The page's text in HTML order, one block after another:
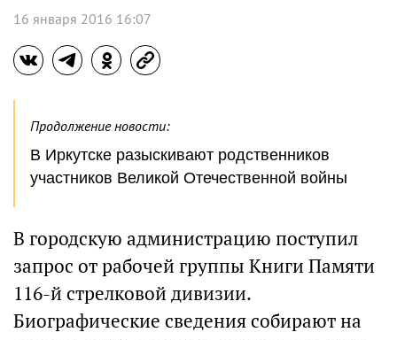
16 января 2016 16:07
Продолжение новости:
В Иркутске разыскивают родственников
участников Великой Отечественной войны
В городскую администрацию поступил
запрос от рабочей группы Книги Памяти
116-й стрелковой дивизии.
Биографические сведения собирают на